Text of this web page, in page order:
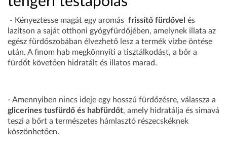
- Kényeztesse magát egy aromás frissítő fürdővel és
lazítson a saját otthoni gyógyfürdőjében, amelynek illata az
egész fürdőszobában élvezhető lesz a termék vízbe öntése
után. A finom hab megkönnyíti a tisztálkodást, a bőr a
fürdőt követően hidratált és illatos marad.
- Amennyiben nincs ideje egy hosszú fürdőzésre, válassza a
glicerines tusfürdő és habfürdőt, amely hidratálja és simavá
teszi a bőrt a természetes hámlasztó részecskéknek
köszönhetően.